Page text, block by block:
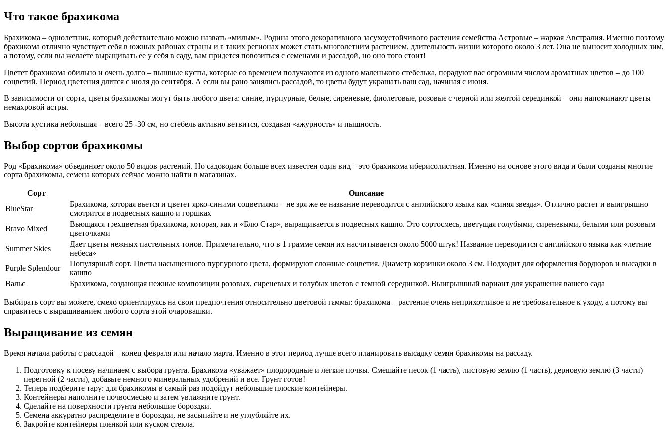
Что такое брахикома
Брахикома – однолетник, который действительно можно назвать «милым». Родина этого декоративного засухоустойчивого растения семейства Астровые – жаркая Австралия. Именно поэтому
брахикома отлично чувствует себя в южных районах страны и в таких регионах может стать многолетним растением, длительность жизни которого около 3 лет. Она не выносит холодных зим,
а потому, если вы желаете выращивать ее у себя в саду, вам придется повозиться с семенами и рассадой, но оно того стоит!
Цветет брахикома обильно и очень долго – пышные кусты, которые со временем получаются из одного маленького стебелька, порадуют вас огромным числом ароматных цветов – до 100
соцветий. Период цветения длится с июля до сентября. А если вы рано занялись рассадой, то цветы будут украшать ваш сад, начиная с июня.
В зависимости от сорта, цветы брахикомы могут быть любого цвета: синие, пурпурные, белые, сиреневые, фиолетовые, розовые с черной или желтой серединкой – они напоминают цветы
немахровой астры.
Высота кустика небольшая – всего 25 -30 см, но стебель активно ветвится, создавая «ажурность» и пышность.
Выбор сортов брахикомы
Род «Брахикома» объединяет около 50 видов растений. Но садоводам больше всех известен один вид – это брахикома иберисолистная. Именно на основе этого вида и были созданы многие
сорта брахикомы, семена которых сейчас можно найти в магазинах.
Сорт
Описание
BlueStar
Брахикома, которая вьется и цветет ярко-синими соцветиями – не зря же ее название переводится с английского языка как «синяя звезда». Отлично растет и выигрышно
смотрится в подвесных кашпо и горшках
Bravo Mixed
Вьющаяся трехцветная брахикома, которая, как и «Блю Стар», выращивается в подвесных кашпо. Это сортосмесь, цветущая голубыми, сиреневыми, белыми или розовым
цветочками
Summer Skies
Дает цветы нежных пастельных тонов. Примечательно, что в 1 грамме семян их насчитывается около 5000 штук! Название переводится с английского языка как «летние
небеса»
Purple Splendour
Популярный сорт. Цветы насыщенного пурпурного цвета, формируют сложные соцветия. Диаметр корзинки около 3 см. Подходит для оформления бордюров и высадки в
кашпо
Вальс
Брахикома, создающая нежные композиции розовых, сиреневых и голубых цветов с темной серединкой. Выигрышный вариант для украшения вашего сада
Выбирать сорт вы можете, смело ориентируясь на свои предпочтения относительно цветовой гаммы: брахикома – растение очень неприхотливое и не требовательное к уходу, а потому вы
справитесь с выращиванием любого сорта этой очаровашки.
Выращивание из семян
Время начала работы с рассадой – конец февраля или начало марта. Именно в этот период лучше всего планировать высадку семян брахикомы на рассаду.
Подготовку к посеву начинаем с выбора грунта. Брахикома «уважает» плодородные и легкие почвы. Смешайте песок (1 часть), листовую землю (1 часть), дерновую землю (3 части)
перегной (2 части), добавьте немного минеральных удобрений и все. Грунт готов!
Теперь подберите тару: для брахикомы в самый раз подойдут небольшие плоские контейнеры.
Контейнеры наполните почвосмесью и затем увлажните грунт.
Сделайте на поверхности грунта небольшие бороздки.
Семена аккуратно распределите в бороздки, не засыпайте и не углубляйте их.
Закройте контейнеры пленкой или куском стекла.